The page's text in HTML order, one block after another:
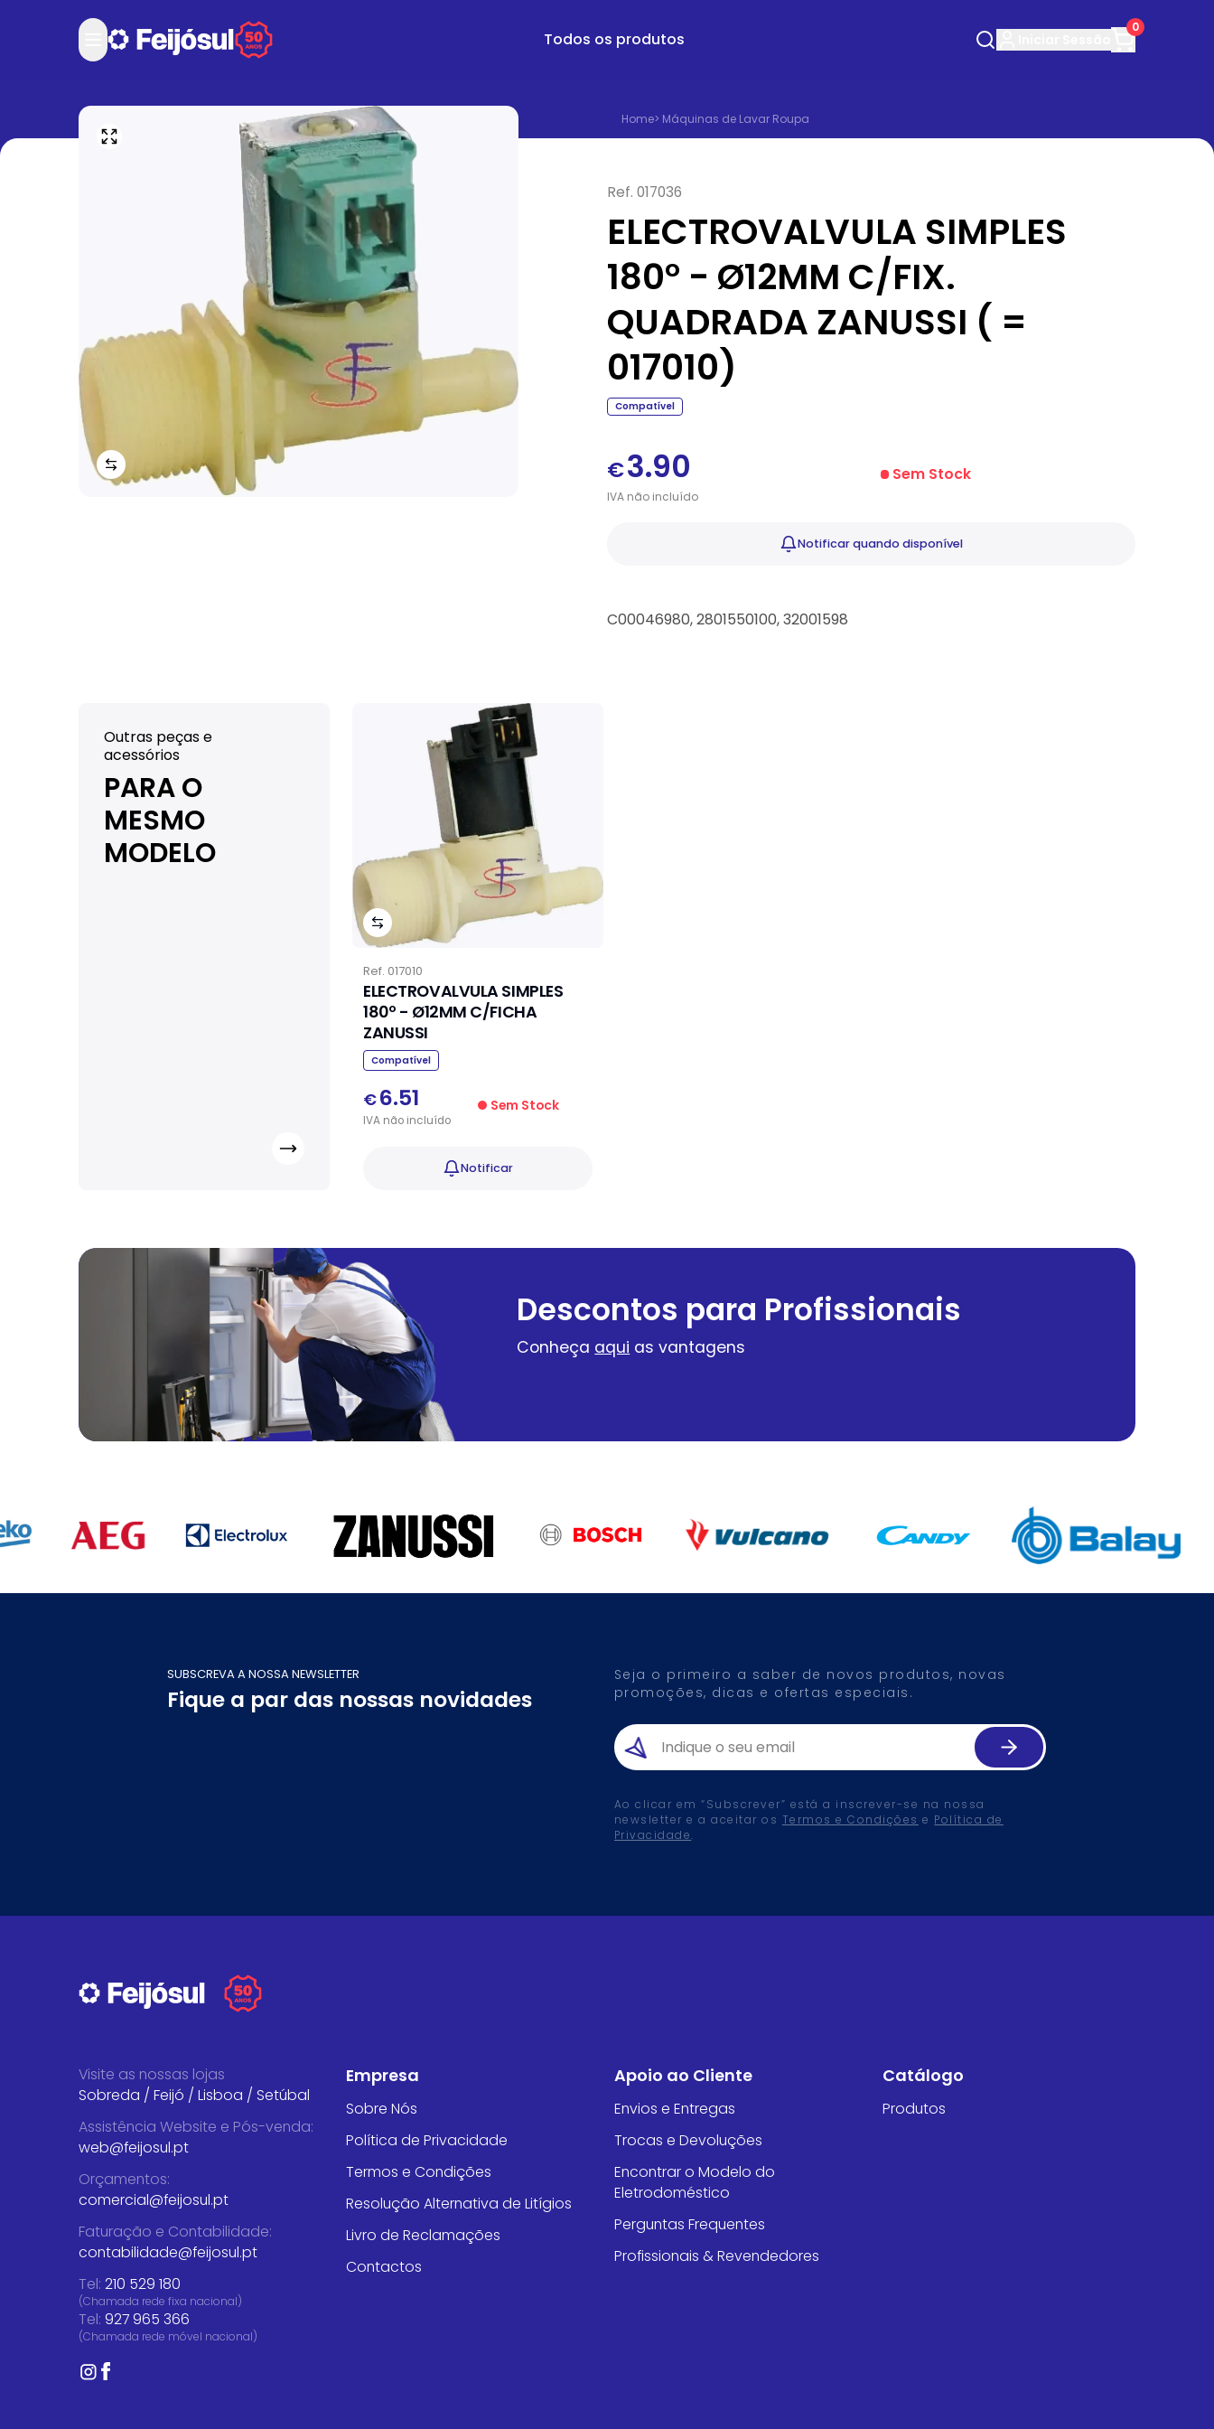
Todos os produtos
0
Home> Máquinas de Lavar Roupa
Ref. 017036
ELECTROVALVULA SIMPLES
180° - Ø12MM C/FIX.
QUADRADA ZANUSSI ( =
017010)
Compatível
€3.90
IVAnãoincluído
Sem Stock
Notificarquando disponível
C00046980, 2801550100, 32001598
Outras peças e
acessórios
PARA O
MESMO
MODELO
Ref. 017010
ELECTROVALVULA SIMPLES
180º - Ø12MM C/FICHA
ZANUSSI
Compatível
€6.51
IVA não incluído
Sem Stock
Notificar
Descontos para Profissionais
Conheça aqui as vantagens
SUBSCREVA A NOSSA NEWSLETTER
Fique a par das nossas novidades
Seja o primeiro a saber de novos produtos, novas
promoções, dicas e ofertas especiais.
Ao clicar em “Subscrever” está a inscrever-se na nossa
newsletter e a aceitar os Termos e Condições e Política de
Privacidade.
Visite as nossas lojas
Sobreda / Feijó / Lisboa / Setúbal
Assistência Website e Pós-venda:
web@feijosul.pt
Orçamentos:
comercial@feijosul.pt
Faturação e Contabilidade:
contabilidade@feijosul.pt
Tel: 210 529 180
(Chamada rede fixa nacional)
Tel: 927 965 366
(Chamada rede móvel nacional)
Empresa
Sobre Nós
Política de Privacidade
Termos e Condições
Resolução Alternativa de Litígios
Livro de Reclamações
Contactos
Apoio ao Cliente
Envios e Entregas
Trocas e Devoluções
Encontrar o Modelo do
Eletrodoméstico
Perguntas Frequentes
Profissionais & Revendedores
Catálogo
Produtos